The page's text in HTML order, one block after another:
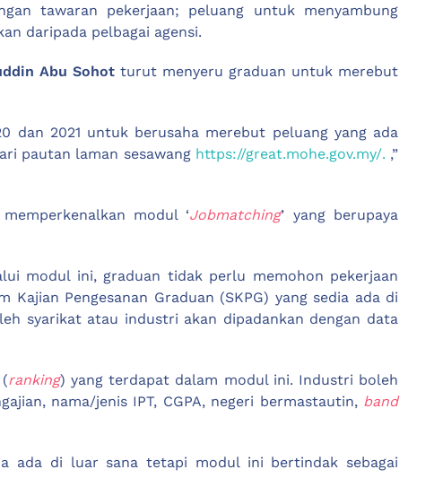
tawaran pekerjaan; peluang untuk menyambung
daripada pelbagai agensi.
Abu Sohot turut menyeru graduan untuk merebut
dan 2021 untuk berusaha merebut peluang yang ada
pautan laman sesawang https://great.mohe.gov.my/. ,”
modul ‘Jobmatching’ yang berupaya
modul ini, graduan tidak perlu memohon pekerjaan
Pengesanan Graduan (SKPG) yang sedia ada di
syarikat atau industri akan dipadankan dengan data
ranking) yang terdapat dalam modul ini. Industri boleh
nama/jenis IPT, CGPA, negeri bermastautin, band
ada di luar sana tetapi modul ini bertindak sebagai